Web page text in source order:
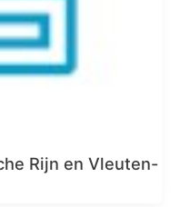
Rijn en Vleuten-